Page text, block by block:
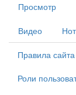
Просмотр
Видео
Правила сайта
Роли